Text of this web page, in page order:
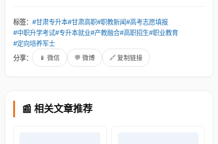
标签： #甘肃专升本#甘肃高职#职教新闻#高考志愿填报
#中职升学考试#专升本就业#产教融合#高职招生#职业教育
#定向培养军士
分享：
📱 微信 💬 微博 🔗 复制链接
📰 相关文章推荐